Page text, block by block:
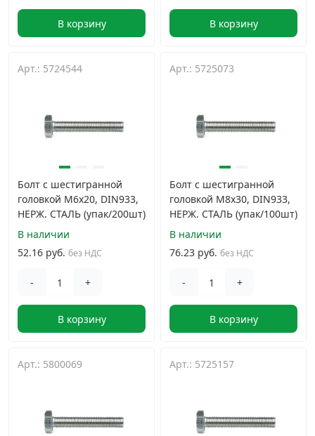
В корзину В корзину
Арт.: 5724544
Болт с шестигранной
головкой M6х20, DIN933,
НЕРЖ. СТАЛЬ (упак/200шт)
В наличии
52.16 руб. без НДС
- +
В корзину
Арт.: 5725073
Болт с шестигранной
головкой M8х30, DIN933,
НЕРЖ. СТАЛЬ (упак/100шт)
В наличии
76.23 руб. без НДС
- +
В корзину
Арт.: 5800069 Арт.: 5725157